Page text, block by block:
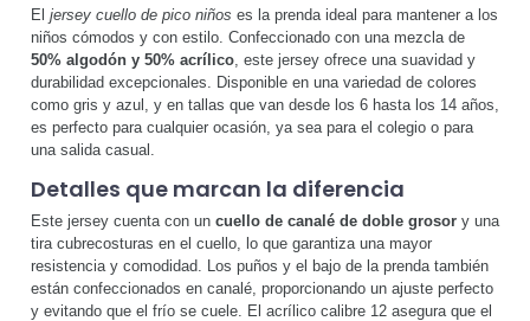
El jersey cuello de pico niños es la prenda ideal para mantener a los
niños cómodos y con estilo. Confeccionado con una mezcla de
50% algodón y 50% acrílico, este jersey ofrece una suavidad y
durabilidad excepcionales. Disponible en una variedad de colores
como gris y azul, y en tallas que van desde los 6 hasta los 14 años,
es perfecto para cualquier ocasión, ya sea para el colegio o para
una salida casual.
Detalles que marcan la diferencia
Este jersey cuenta con un cuello de canalé de doble grosor y una
tira cubrecosturas en el cuello, lo que garantiza una mayor
resistencia y comodidad. Los puños y el bajo de la prenda también
están confeccionados en canalé, proporcionando un ajuste perfecto
y evitando que el frío se cuele. El acrílico calibre 12 asegura que el